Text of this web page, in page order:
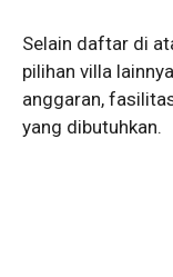
Selain daftar di
pilihan villa
anggaran,
yang dibutuhkan.